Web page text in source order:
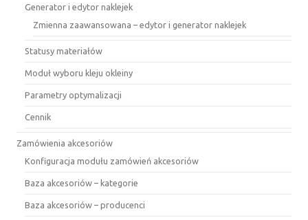
Generator i edytor naklejek
Zmienna zaawansowana – edytor i generator naklejek
Statusy materiałów
Moduł wyboru kleju okleiny
Parametry optymalizacji
Cennik
Zamówienia akcesoriów
Konfiguracja modułu zamówień akcesoriów
Baza akcesoriów – kategorie
Baza akcesoriów – producenci